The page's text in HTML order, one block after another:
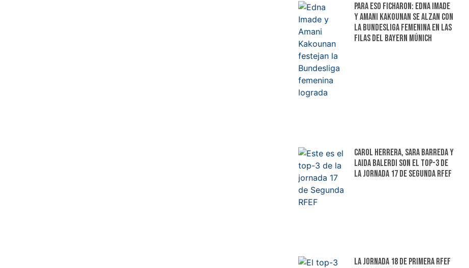
Para eso ficharon: Edna Imade
y Amani Kakounan se alzan con
la Bundesliga femenina en las
filas del Bayern Múnich
Carol Herrera, Sara Barreda y
Laida Balerdi son el top-3 de
la jornada 17 de Segunda RFEF
La jornada 18 de Primera RFEF